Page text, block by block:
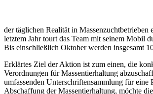
der täglichen Realität in Massenzuchtbetrieben
letztem Jahr tourt das Team mit seinem Mobil
Bis einschließlich Oktober werden insgesamt
Erklärtes Ziel der Aktion ist zum einen, die
Verordnungen für Massentierhaltung
umfassenden Unterschriftensammlung für eine
Abschaffung der Massentierhaltung, möchte